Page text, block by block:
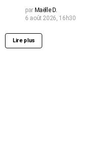
par Maëlle D.
6 août 2026, 16h30
Lire plus